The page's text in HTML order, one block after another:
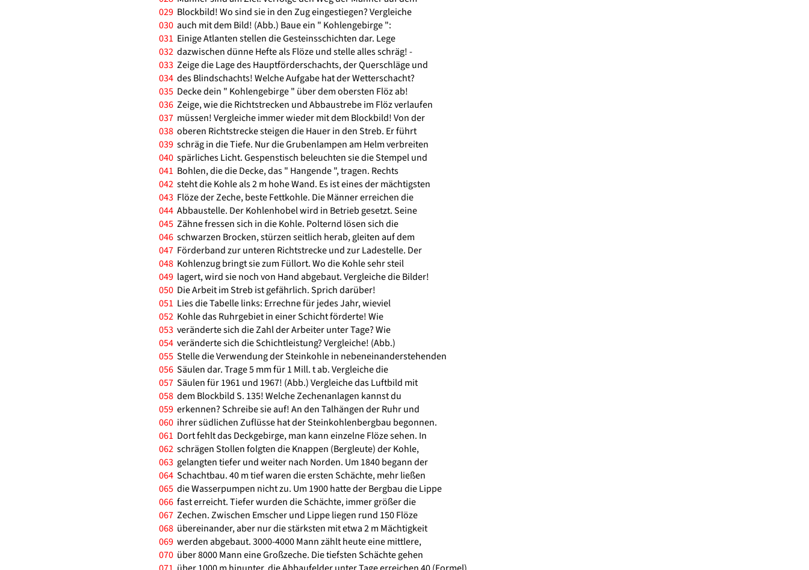
029 Blockbild! Wo sind sie in den Zug eingestiegen? Vergleiche
030 auch mit dem Bild! (Abb.) Baue ein " Kohlengebirge ":
031 Einige Atlanten stellen die Gesteinsschichten dar. Lege
032 dazwischen dünne Hefte als Flöze und stelle alles schräg! -
033 Zeige die Lage des Hauptförderschachts, der Querschläge und
034 des Blindschachts! Welche Aufgabe hat der Wetterschacht?
035 Decke dein " Kohlengebirge " über dem obersten Flöz ab!
036 Zeige, wie die Richtstrecken und Abbaustrebe im Flöz verlaufen
037 müssen! Vergleiche immer wieder mit dem Blockbild! Von der
038 oberen Richtstrecke steigen die Hauer in den Streb. Er führt
039 schräg in die Tiefe. Nur die Grubenlampen am Helm verbreiten
040 spärliches Licht. Gespenstisch beleuchten sie die Stempel und
041 Bohlen, die die Decke, das " Hangende ", tragen. Rechts
042 steht die Kohle als 2 m hohe Wand. Es ist eines der mächtigsten
043 Flöze der Zeche, beste Fettkohle. Die Männer erreichen die
044 Abbaustelle. Der Kohlenhobel wird in Betrieb gesetzt. Seine
045 Zähne fressen sich in die Kohle. Polternd lösen sich die
046 schwarzen Brocken, stürzen seitlich herab, gleiten auf dem
047 Förderband zur unteren Richtstrecke und zur Ladestelle. Der
048 Kohlenzug bringt sie zum Füllort. Wo die Kohle sehr steil
049 lagert, wird sie noch von Hand abgebaut. Vergleiche die Bilder!
050 Die Arbeit im Streb ist gefährlich. Sprich darüber!
051 Lies die Tabelle links: Errechne für jedes Jahr, wieviel
052 Kohle das Ruhrgebiet in einer Schicht förderte! Wie
053 veränderte sich die Zahl der Arbeiter unter Tage? Wie
054 veränderte sich die Schichtleistung? Vergleiche! (Abb.)
055 Stelle die Verwendung der Steinkohle in nebeneinanderstehenden
056 Säulen dar. Trage 5 mm für 1 Mill. t ab. Vergleiche die
057 Säulen für 1961 und 1967! (Abb.) Vergleiche das Luftbild mit
058 dem Blockbild S. 135! Welche Zechenanlagen kannst du
059 erkennen? Schreibe sie auf! An den Talhängen der Ruhr und
060 ihrer südlichen Zuflüsse hat der Steinkohlenbergbau begonnen.
061 Dort fehlt das Deckgebirge, man kann einzelne Flöze sehen. In
062 schrägen Stollen folgten die Knappen (Bergleute) der Kohle,
063 gelangten tiefer und weiter nach Norden. Um 1840 begann der
064 Schachtbau. 40 m tief waren die ersten Schächte, mehr ließen
065 die Wasserpumpen nicht zu. Um 1900 hatte der Bergbau die Lippe
066 fast erreicht. Tiefer wurden die Schächte, immer größer die
067 Zechen. Zwischen Emscher und Lippe liegen rund 150 Flöze
068 übereinander, aber nur die stärksten mit etwa 2 m Mächtigkeit
069 werden abgebaut. 3000-4000 Mann zählt heute eine mittlere,
070 über 8000 Mann eine Großzeche. Die tiefsten Schächte gehen